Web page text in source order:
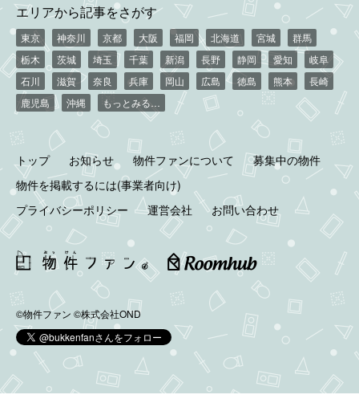
エリアから記事をさがす
東京 神奈川 京都 大阪 福岡 北海道 宮城
群馬
栃木
茨城 埼玉 千葉 新潟 長野 静岡 愛知
岐阜
石川
滋賀 奈良 兵庫 岡山 広島 徳島 熊本
長崎
鹿児島
沖縄 もっとみる…
トップ お知らせ 物件ファンについて
募集中の物件
物件を掲載するには(事業者向け)
プライバシーポリシー
運営会社 お問い合わせ
©物件ファン ©株式会社OND